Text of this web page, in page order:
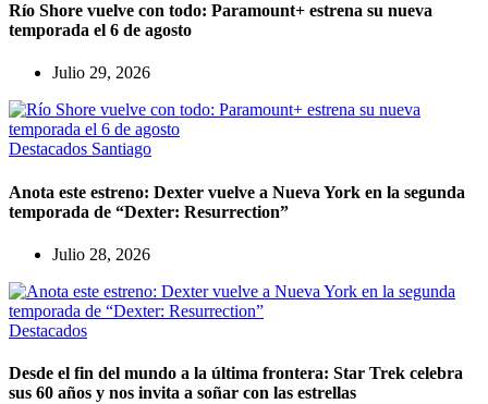
Río Shore vuelve con todo: Paramount+ estrena su nueva
temporada el 6 de agosto
Julio 29, 2026
Destacados Santiago
Anota este estreno: Dexter vuelve a Nueva York en la segunda
temporada de “Dexter: Resurrection”
Julio 28, 2026
Destacados
Desde el fin del mundo a la última frontera: Star Trek celebra
sus 60 años y nos invita a soñar con las estrellas